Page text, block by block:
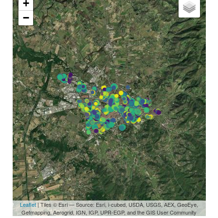
+
−
Leaflet| Tiles © Esri — Source: Esri, i-cubed, USDA, USGS, AEX, GeoEye,
Getmapping, Aerogrid, IGN, IGP, UPR-EGP, and the GIS User Community